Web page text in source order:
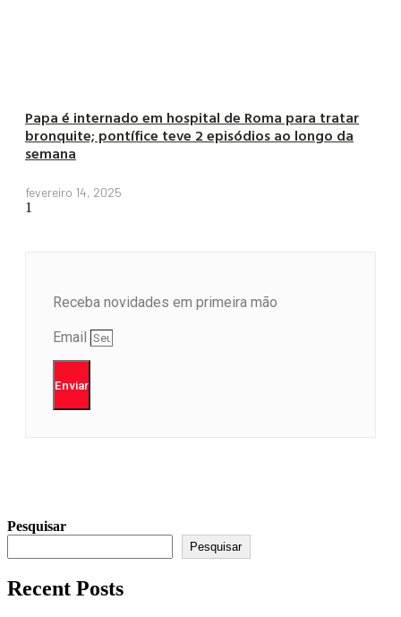
Papa é internado em hospital de Roma para tratar
bronquite; pontífice teve 2 episódios ao longo da
semana
fevereiro 14, 2025
Receba novidades em primeira mão
Email
Enviar
Pesquisar
Pesquisar
Recent Posts